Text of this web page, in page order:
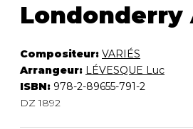
Londonderry
Compositeur: VARIÉS
Arrangeur: LÉVESQUE Luc
ISBN: 978-2-89655-791-2
DZ 1892